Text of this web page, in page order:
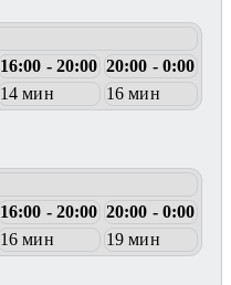
16:00 - 20:00 20:00 - 0:00
14 мин 16 мин
16:00 - 20:00 20:00 - 0:00
16 мин
19 мин